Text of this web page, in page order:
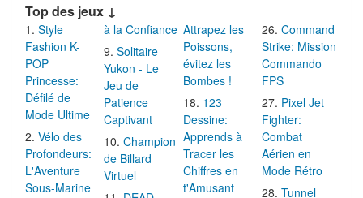
Top des jeux ↓
Style
Fashion K-
POP
Princesse:
Défilé de
Mode Ultime
Vélo des
Profondeurs:
L'Aventure
Sous-Marine
à la Confiance
Solitaire
Yukon - Le
Jeu de
Patience
Captivant
Champion
de Billard
Virtuel
Attrapez les
Poissons,
évitez les
Bombes !
123
Dessine:
Apprends à
Tracer les
Chiffres en
t'Amusant
Command
Strike: Mission
Commando
FPS
Pixel Jet
Fighter:
Combat
Aérien en
Mode Rétro
Tunnel